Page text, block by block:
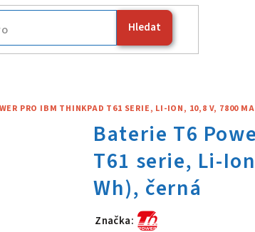
Hledat
PRO IBM THINKPAD T61 SERIE, LI-ION, 10,8 V, 7800
Značka: